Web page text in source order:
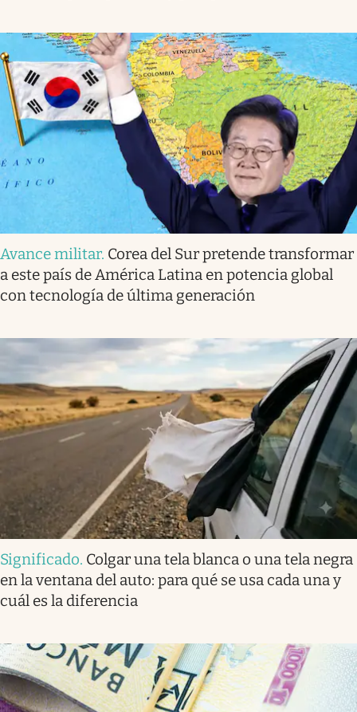
Avance militar. Corea del Sur pretende transformar
a este país de América Latina en potencia global
con tecnología de última generación
Significado. Colgar una tela blanca o una tela negra
en la ventana del auto: para qué se usa cada una y
cuál es la diferencia